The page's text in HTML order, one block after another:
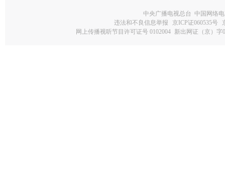
中央广播电视总台 中国网络
违法和不良信息举报
京ICP证060535号
网上传播视听节目许可证号 0102004 新出网证（京）